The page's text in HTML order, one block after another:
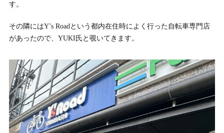
す。
その隣にはY’s Roadという都内在住時によく行った自転車専門店
があったので、YUKI氏と覗いてきます。